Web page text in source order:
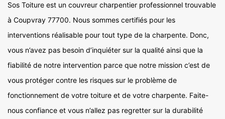
Sos Toiture est un couvreur charpentier professionnel trouvable
à Coupvray 77700. Nous sommes certifiés pour les
interventions réalisable pour tout type de la charpente. Donc,
vous n’avez pas besoin d’inquiéter sur la qualité ainsi que la
fiabilité de notre intervention parce que notre mission c’est de
vous protéger contre les risques sur le problème de
fonctionnement de votre toiture et de votre charpente. Faite-
nous confiance et vous n’allez pas regretter sur la durabilité